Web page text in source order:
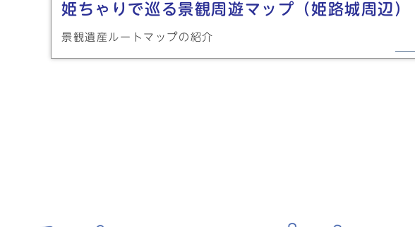
姫ちゃりで巡る景観周遊マップ（姫路城周辺）
景観遺産ルートマップの紹介